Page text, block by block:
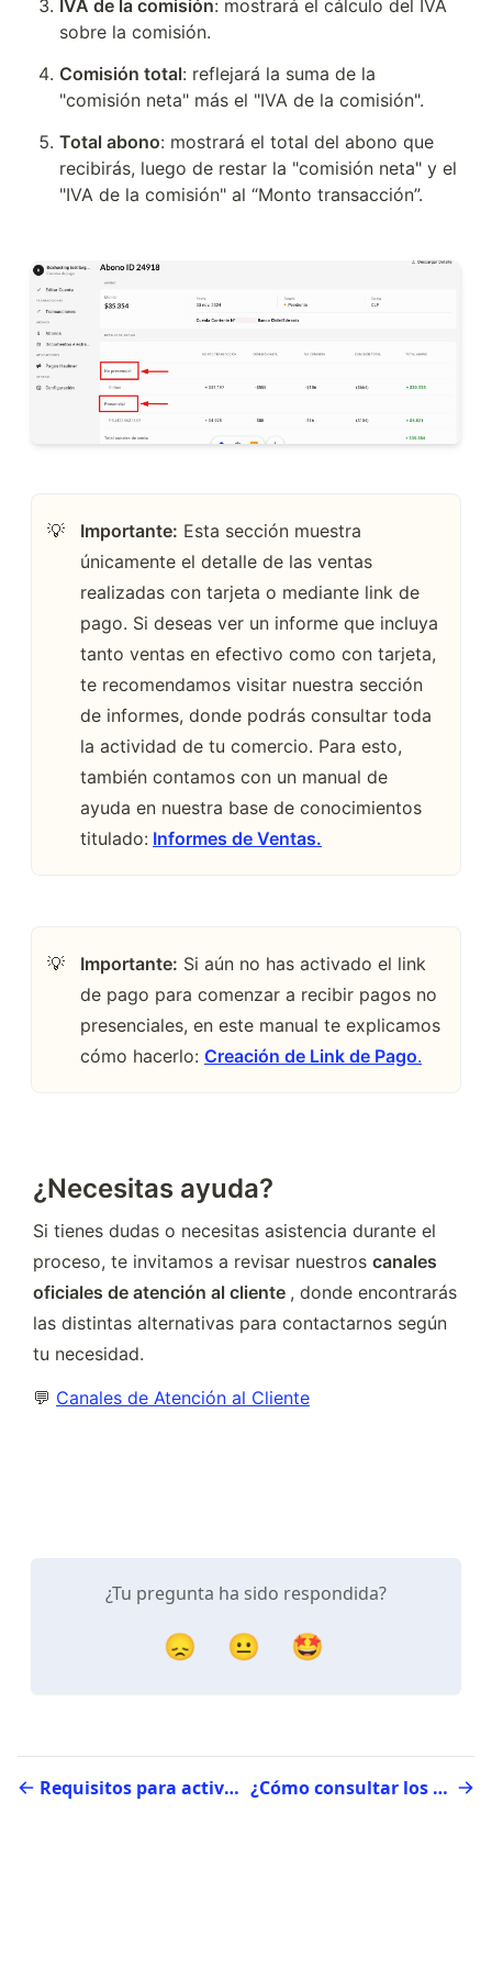
IVA de la comisión: mostrará el cálculo del IVA
sobre la comisión.
Comisión total: reflejará la suma de la
"comisión neta" más el "IVA de la comisión".
Total abono: mostrará el total del abono que
recibirás, luego de restar la "comisión neta" y el
"IVA de la comisión" al “Monto transacción”.
💡 Importante: Esta sección muestra
únicamente el detalle de las ventas
realizadas con tarjeta o mediante link de
pago. Si deseas ver un informe que incluya
tanto ventas en efectivo como con tarjeta,
te recomendamos visitar nuestra sección
de informes, donde podrás consultar toda
la actividad de tu comercio. Para esto,
también contamos con un manual de
ayuda en nuestra base de conocimientos
titulado: Informes de Ventas.
💡 Importante: Si aún no has activado el link
de pago para comenzar a recibir pagos no
presenciales, en este manual te explicamos
cómo hacerlo: Creación de Link de Pago.
¿Necesitas ayuda?
Si tienes dudas o necesitas asistencia durante el
proceso, te invitamos a revisar nuestros canales
oficiales de atención al cliente , donde encontrarás
las distintas alternativas para contactarnos según
tu necesidad.
💬 Canales de Atención al Cliente
¿Tu pregunta ha sido respondida?
😞 😐 🤩
Requisitos para activar una cuenta de pago ¿Cómo consultar los días de abono para tus transacciones con tarjeta?